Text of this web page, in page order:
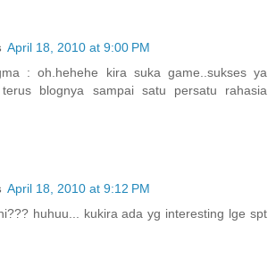
April 18, 2010 at 9:00 PM
: oh.hehehe kira suka game..sukses ya
terus blognya sampai satu persatu rahasia
April 18, 2010 at 9:12 PM
huhuu... kukira ada yg interesting lge spt